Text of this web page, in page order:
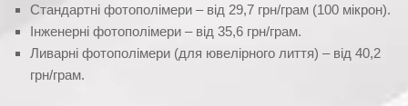
Стандартні фотополімери – від 29,7 грн/грам (100 мікрон).
Інженерні фотополімери – від 35,6 грн/грам.
Ливарні фотополімери (для ювелірного лиття) – від 40,2
грн/грам.